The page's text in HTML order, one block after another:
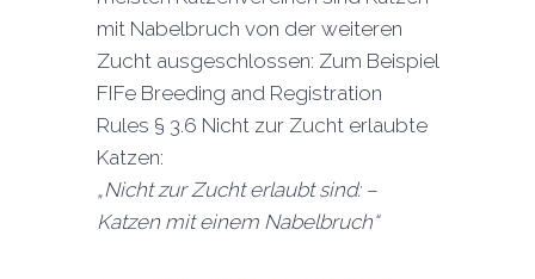
mit Nabelbruch von der weiteren
Zucht ausgeschlossen: Zum Beispiel
FIFe Breeding and Registration
Rules § 3.6 Nicht zur Zucht erlaubte
Katzen:
„Nicht zur Zucht erlaubt sind: –
Katzen mit einem Nabelbruch“